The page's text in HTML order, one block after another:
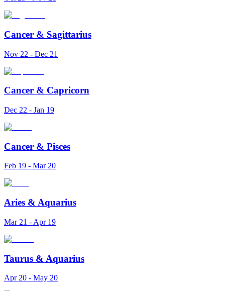
Cancer & Sagittarius
Nov 22 - Dec 21
Cancer & Capricorn
Dec 22 - Jan 19
Cancer & Pisces
Feb 19 - Mar 20
Aries & Aquarius
Mar 21 - Apr 19
Taurus & Aquarius
Apr 20 - May 20